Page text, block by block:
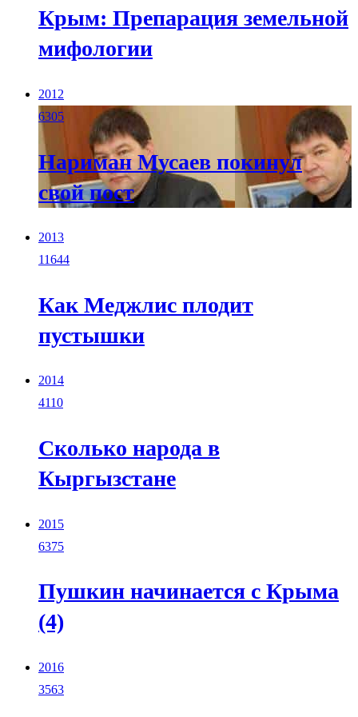
Крым: Препарация земельной
мифологии
2012
6305
Нариман Мусаев покинул
свой пост
2013
11644
Как Меджлис плодит
пустышки
2014
4110
Сколько народа в
Кыргызстане
2015
6375
Пушкин начинается с Крыма
(4)
2016
3563